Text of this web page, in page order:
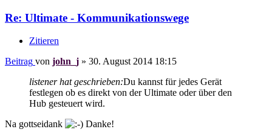
Re: Ultimate - Kommunikationswege
Zitieren
Beitrag von john_j » 30. August 2014 18:15
listener hat geschrieben:Du kannst für jedes Gerät
festlegen ob es direkt von der Ultimate oder über den
Hub gesteuert wird.
Na gottseidank
Danke!